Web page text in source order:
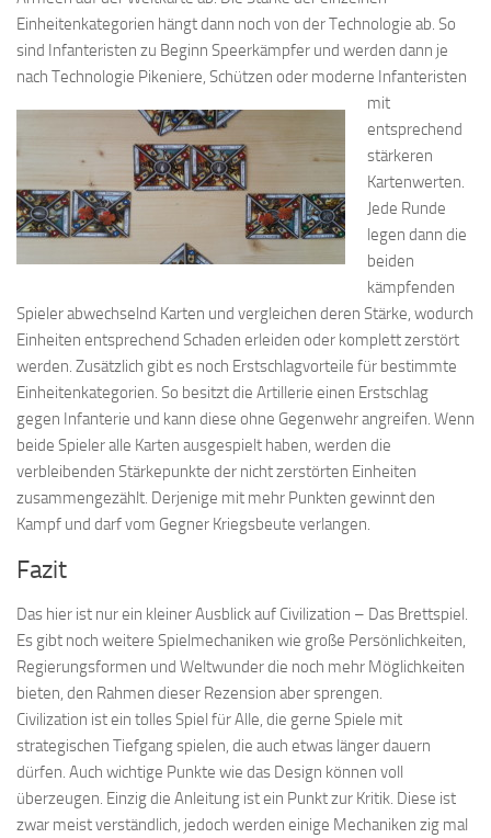
Einheitenkategorien hängt dann noch von der Technologie ab. So
sind Infanteristen zu Beginn Speerkämpfer und werden dann je
nach Technologie Pikeniere, Schützen oder moderne Infanteristen
mit
entsprechend
stärkeren
Kartenwerten.
Jede Runde
legen dann die
beiden
kämpfenden
Spieler abwechselnd Karten und vergleichen deren Stärke, wodurch
Einheiten entsprechend Schaden erleiden oder komplett zerstört
werden. Zusätzlich gibt es noch Erstschlagvorteile für bestimmte
Einheitenkategorien. So besitzt die Artillerie einen Erstschlag
gegen Infanterie und kann diese ohne Gegenwehr angreifen. Wenn
beide Spieler alle Karten ausgespielt haben, werden die
verbleibenden Stärkepunkte der nicht zerstörten Einheiten
zusammengezählt. Derjenige mit mehr Punkten gewinnt den
Kampf und darf vom Gegner Kriegsbeute verlangen.
Fazit
Das hier ist nur ein kleiner Ausblick auf Civilization – Das Brettspiel.
Es gibt noch weitere Spielmechaniken wie große Persönlichkeiten,
Regierungsformen und Weltwunder die noch mehr Möglichkeiten
bieten, den Rahmen dieser Rezension aber sprengen.
Civilization ist ein tolles Spiel für Alle, die gerne Spiele mit
strategischen Tiefgang spielen, die auch etwas länger dauern
dürfen. Auch wichtige Punkte wie das Design können voll
überzeugen. Einzig die Anleitung ist ein Punkt zur Kritik. Diese ist
zwar meist verständlich, jedoch werden einige Mechaniken zig mal